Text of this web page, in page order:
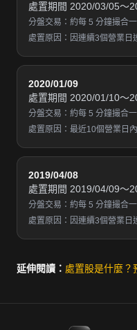
處置期間 2020/03/05～
分盤交易：約每 5 分鐘撮合
處置原因：因連續3個營業日
2020/01/09
處置期間 2020/01/10～
分盤交易：約每 5 分鐘撮合
處置原因：最近10個營業日
2019/04/08
處置期間 2019/04/09～
分盤交易：約每 5 分鐘撮合
處置原因：因連續3個營業日
延伸閱讀： 處置股是什麼？